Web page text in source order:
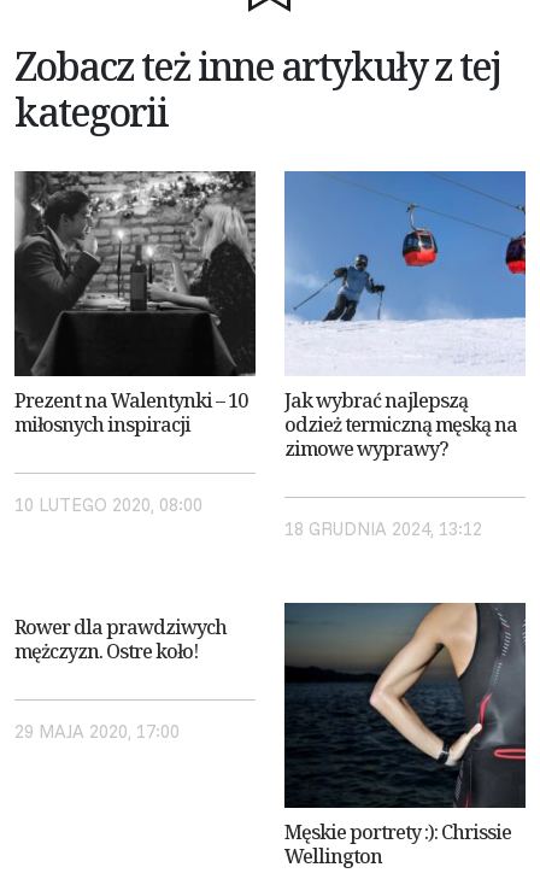
Zobacz też inne artykuły z tej
kategorii
Prezent na Walentynki – 10
miłosnych inspiracji
10 LUTEGO 2020, 08:00
Jak wybrać najlepszą
odzież termiczną męską na
zimowe wyprawy?
18 GRUDNIA 2024, 13:12
Rower dla prawdziwych
mężczyzn. Ostre koło!
29 MAJA 2020, 17:00
Męskie portrety :): Chrissie
Wellington